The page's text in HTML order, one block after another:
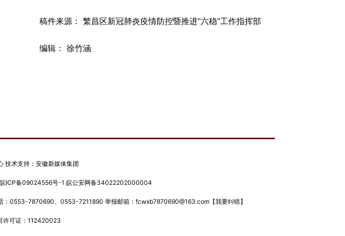
稿件来源： 繁昌区新冠肺炎疫情防控暨推进“六稳”工作指挥部
编辑： 徐竹涵
技术支持：安徽新媒体集团
皖ICP备09024556号-1 皖公安网备34022202000004
：0553-7870690、0553-7211890 举报邮箱：fcwxb7870690@163.com 【我要纠错】
许可证：112420023